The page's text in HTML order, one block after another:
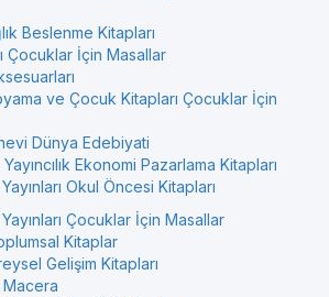
Beslenme Kitapları
Çocuklar İçin Masallar
ve Çocuk Kitapları Çocuklar İçin
Dünya Edebiyati
Ekonomi Pazarlama Kitapları
Okul Öncesi Kitapları
Çocuklar İçin Masallar
Kitaplar
Gelişim Kitapları
Macera